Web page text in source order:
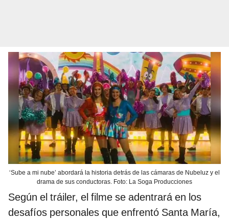
‘Sube a mi nube’ abordará la historia detrás de las cámaras de Nubeluz y el
drama de sus conductoras. Foto: La Soga Producciones
Según el tráiler, el filme se adentrará en los
desafíos personales que enfrentó Santa María,